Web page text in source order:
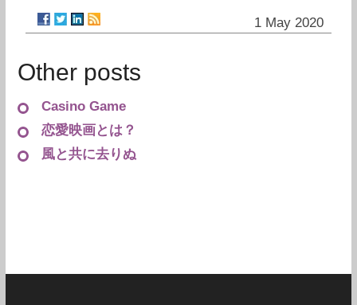
1 May 2020
Other posts
Casino Game
恋愛映画とは？
風と共に去りぬ